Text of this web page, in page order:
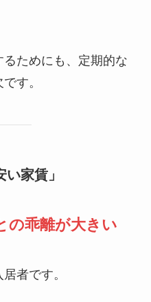
ためにも、定期的な
す。
家賃」
の乖離が大きい
者です。